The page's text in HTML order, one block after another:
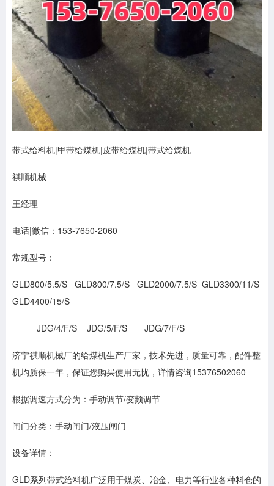
带式给料机|甲带给煤机|皮带给煤机|带式给煤机
祺顺机械
王经理
电话|微信：153-7650-2060
常规型号：
GLD800/5.5/S GLD800/7.5/S GLD2000/7.5/S GLD3300/11/S
GLD4400/15/S
JDG/4/F/S JDG/5/F/S JDG/7/F/S
济宁祺顺机械厂的给煤机生产厂家，技术先进，质量可靠，配件整
机均质保一年，保证您购买使用无忧，详情咨询15376502060
根据调速方式分为：手动调节/变频调节
闸门分类：手动闸门/液压闸门
设备详情：
GLD系列带式给料机广泛用于煤炭、冶金、电力等行业各种料仓的